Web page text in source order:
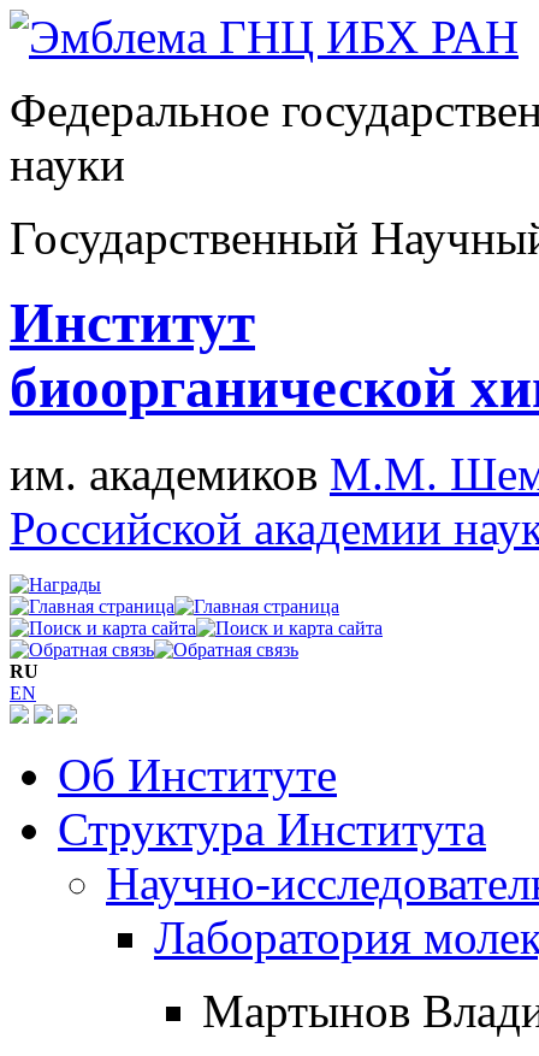
Федеральное
науки
Государственный
Институт
биоорганической
им. академиков М.М.
Российской академии
RU
EN
Об Институте
Структура Института
Научно-
Лаборатория
Мартынов